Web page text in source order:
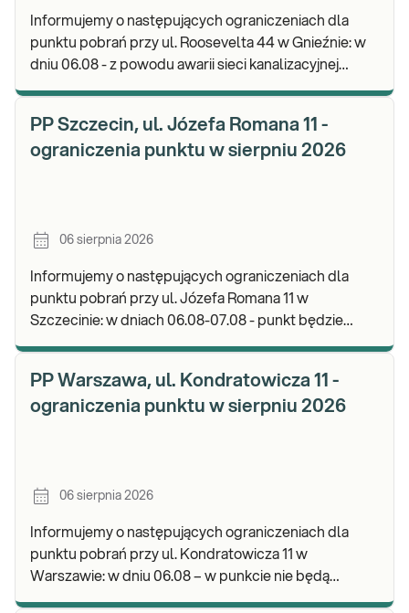
Informujemy o następujących ograniczeniach dla
punktu pobrań przy ul. Roosevelta 44 w Gnieźnie: w
dniu 06.08 - z powodu awarii sieci kanalizacyjnej
PP Szczecin, ul. Józefa Romana 11 -
ograniczenia punktu w sierpniu 2026
06 sierpnia 2026
Informujemy o następujących ograniczeniach dla
punktu pobrań przy ul. Józefa Romana 11 w
Szczecinie: w dniach 06.08-07.08 - punkt będzie
PP Warszawa, ul. Kondratowicza 11 -
ograniczenia punktu w sierpniu 2026
06 sierpnia 2026
Informujemy o następujących ograniczeniach dla
punktu pobrań przy ul. Kondratowicza 11 w
Warszawie: w dniu 06.08 – w punkcie nie będą